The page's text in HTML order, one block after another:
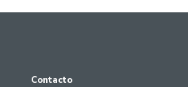
Contacto